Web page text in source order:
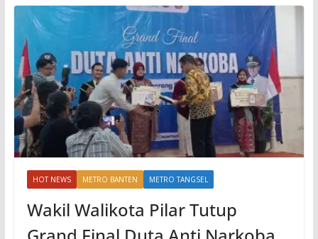
HOT NEWS METRO BANTEN METRO TANGSEL
Wakil Walikota Pilar Tutup